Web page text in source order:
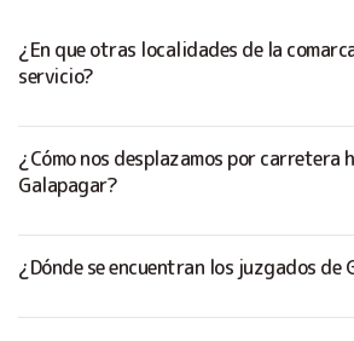
¿En que otras localidades de la
servicio?
¿Cómo nos desplazamos por carretera
Galapagar?
¿Dónde se encuentran los juzgados de